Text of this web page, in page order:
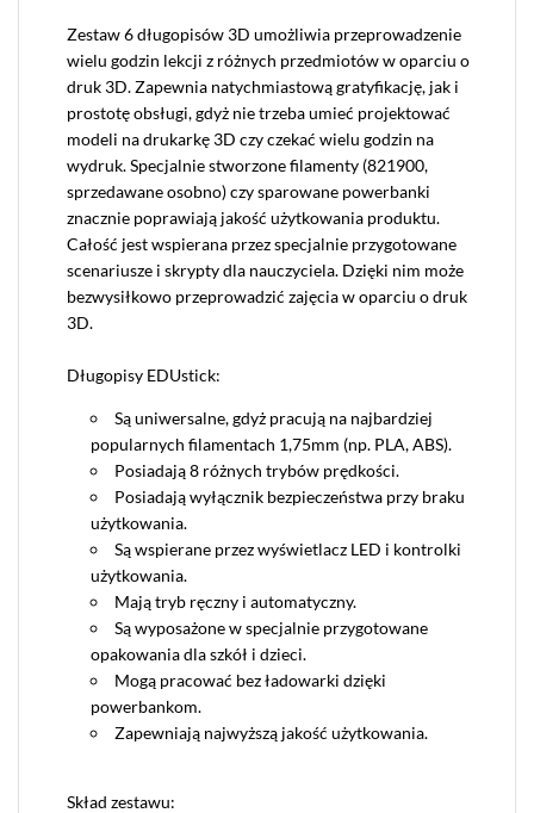
Zestaw 6 długopisów 3D umożliwia przeprowadzenie
wielu godzin lekcji z różnych przedmiotów w oparciu o
druk 3D. Zapewnia natychmiastową gratyfikację, jak i
prostotę obsługi, gdyż nie trzeba umieć projektować
modeli na drukarkę 3D czy czekać wielu godzin na
wydruk. Specjalnie stworzone filamenty (821900,
sprzedawane osobno) czy sparowane powerbanki
znacznie poprawiają jakość użytkowania produktu.
Całość jest wspierana przez specjalnie przygotowane
scenariusze i skrypty dla nauczyciela. Dzięki nim może
bezwysiłkowo przeprowadzić zajęcia w oparciu o druk
3D.
Długopisy EDUstick:
Są uniwersalne, gdyż pracują na najbardziej
popularnych filamentach 1,75mm (np. PLA, ABS).
Posiadają 8 różnych trybów prędkości.
Posiadają wyłącznik bezpieczeństwa przy braku
użytkowania.
Są wspierane przez wyświetlacz LED i kontrolki
użytkowania.
Mają tryb ręczny i automatyczny.
Są wyposażone w specjalnie przygotowane
opakowania dla szkół i dzieci.
Mogą pracować bez ładowarki dzięki
powerbankom.
Zapewniają najwyższą jakość użytkowania.
Skład zestawu: